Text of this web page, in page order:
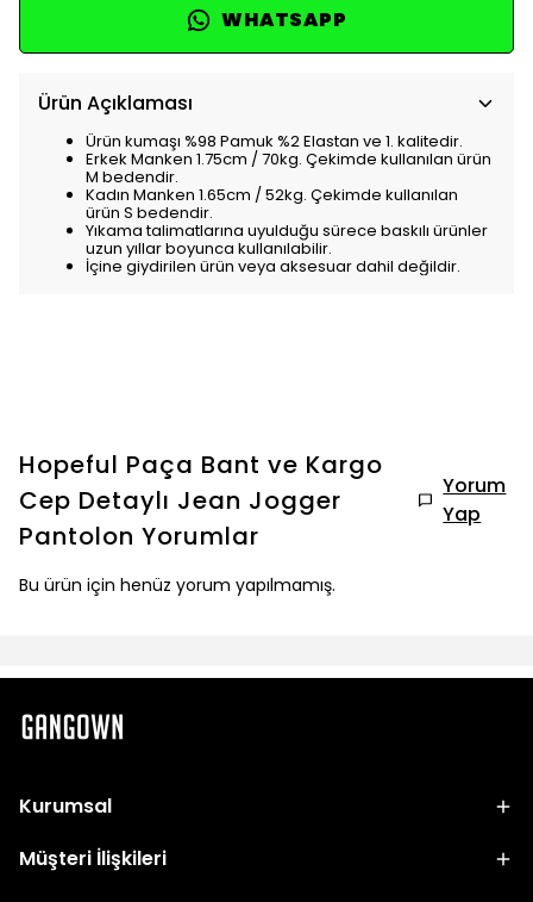
WHATSAPP
Ürün Açıklaması
Ürün kumaşı %98 Pamuk %2 Elastan ve 1. kalitedir.
Erkek Manken 1.75cm / 70kg. Çekimde kullanılan ürün
M bedendir.
Kadın Manken 1.65cm / 52kg. Çekimde kullanılan
ürün S bedendir.
Yıkama talimatlarına uyulduğu sürece baskılı ürünler
uzun yıllar boyunca kullanılabilir.
İçine giydirilen ürün veya aksesuar dahil değildir.
Hopeful Paça Bant ve Kargo
Cep Detaylı Jean Jogger
Pantolon Yorumlar
Yorum
Yap
Bu ürün için henüz yorum yapılmamış.
Kurumsal
Müşteri İlişkileri